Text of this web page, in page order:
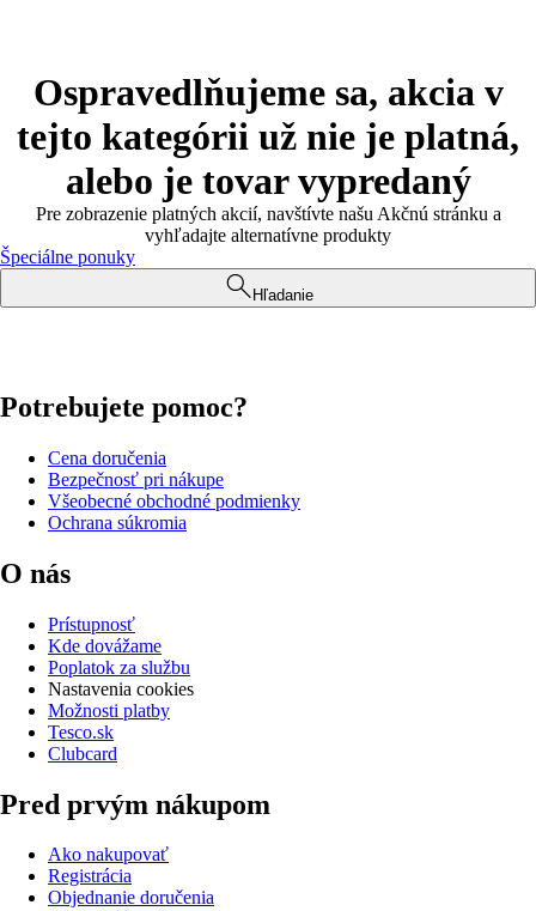
Ospravedlňujeme sa, akcia v
tejto kategórii už nie je platná,
alebo je tovar vypredaný
Pre zobrazenie platných akcií, navštívte našu Akčnú stránku a
vyhľadajte alternatívne produkty
Špeciálne ponuky
Hľadanie
Potrebujete pomoc?
Cena doručenia
Bezpečnosť pri nákupe
Všeobecné obchodné podmienky
Ochrana súkromia
O nás
Prístupnosť
Kde dovážame
Poplatok za službu
Nastavenia cookies
Možnosti platby
Tesco.sk
Clubcard
Pred prvým nákupom
Ako nakupovať
Registrácia
Objednanie doručenia